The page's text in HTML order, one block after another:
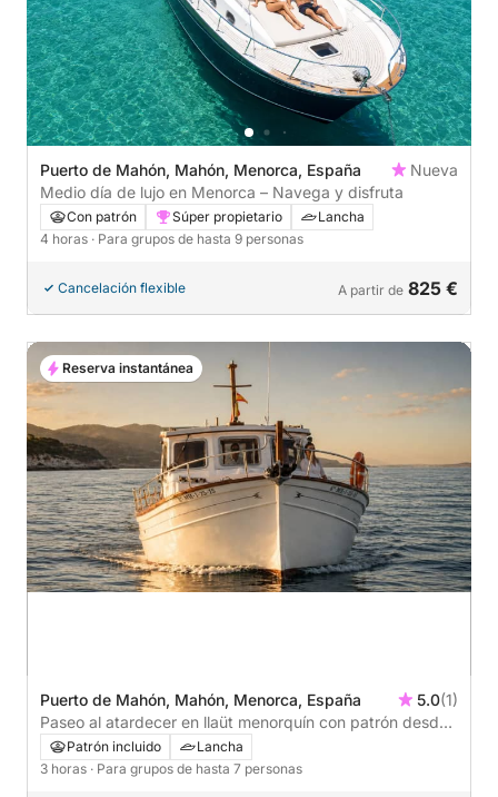
Puerto de Mahón, Mahón, Menorca, España
Nueva
Medio día de lujo en Menorca – Navega y disfruta
Con patrón Súper propietario
Lancha
4 horas · Para grupos de hasta 9 personas
Cancelación flexible A partir de 825 €
Puerto de Mahón, Mahón, Menorca, España 5.0(1)
Paseo al atardecer en llaüt menorquín con patrón desde
MahónPatrón incluido
Lancha
3 horas · Para grupos de hasta 7 personas
Reserva instantánea